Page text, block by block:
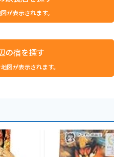
が表示されます。
の宿を探す
図が表示されます。